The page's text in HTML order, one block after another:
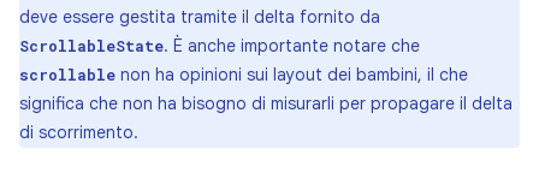
deve essere gestita tramite il delta fornito da
ScrollableState. È anche importante notare che
scrollable non ha opinioni sui layout dei bambini, il che
significa che non ha bisogno di misurarli per propagare il delta
di scorrimento.